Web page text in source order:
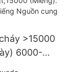
>15000
6000-